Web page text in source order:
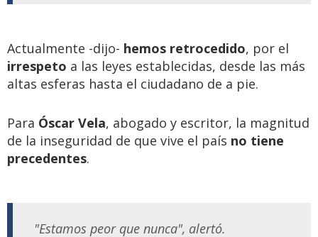
Actualmente -dijo- hemos retrocedido, por el
irrespeto a las leyes establecidas, desde las más
altas esferas hasta el ciudadano de a pie.
Para Óscar Vela, abogado y escritor, la magnitud
de la inseguridad de que vive el país no tiene
precedentes.
"Estamos peor que nunca", alertó.